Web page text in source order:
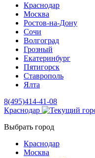
Краснодар
Москва
Ростов-на-Дону
Сочи
Волгоград
Грозный
Екатеринбург
Пятигорск
Ставрополь
Ялта
8(495)414-41-08
Краснодар
Выбрать город
Краснодар
Москва